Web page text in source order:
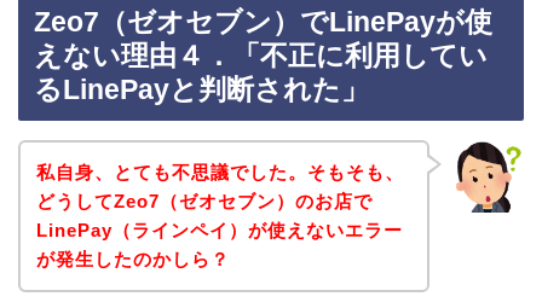
Zeo7（ゼオセブン）でLinePayが使
えない理由４．「不正に利用してい
るLinePayと判断された」
私自身、とても不思議でした。そもそも、
どうしてZeo7（ゼオセブン）のお店で
LinePay（ラインペイ）が使えないエラー
が発生したのかしら？